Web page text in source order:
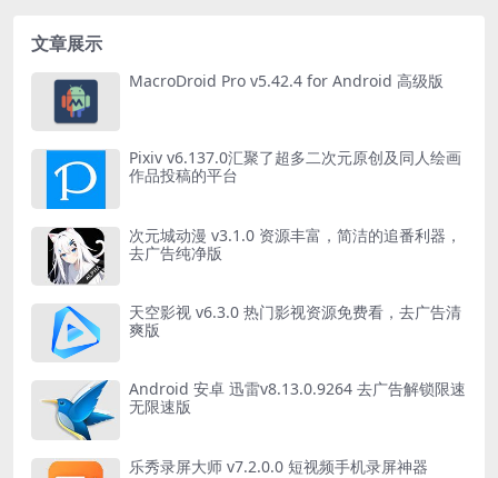
文章展示
MacroDroid Pro v5.42.4 for Android 高级版
Pixiv v6.137.0汇聚了超多二次元原创及同人绘画
作品投稿的平台
次元城动漫 v3.1.0 资源丰富，简洁的追番利器，
去广告纯净版
天空影视 v6.3.0 热门影视资源免费看，去广告清
爽版
Android 安卓 迅雷v8.13.0.9264 去广告解锁限速
无限速版
乐秀录屏大师 v7.2.0.0 短视频手机录屏神器